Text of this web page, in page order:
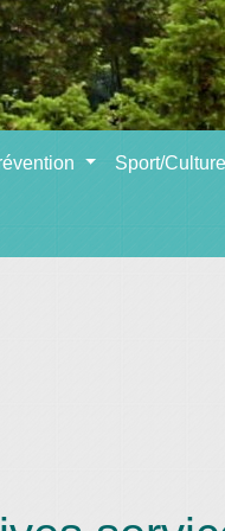
Sport/Culture